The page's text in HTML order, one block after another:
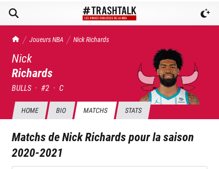
TrashTalk Actu NBA
Joueurs NBA NickRichards
Nick
Richards
BULLS · #2 · C
HOME BIO MATCHS STATS
Matchs deNick Richardspour la saison
2020-2021